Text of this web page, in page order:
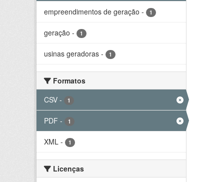
empreendimentos de geração - 1
geração - 1
usinas geradoras - 1
Formatos
CSV - 1
PDF - 1
XML - 1
Licenças